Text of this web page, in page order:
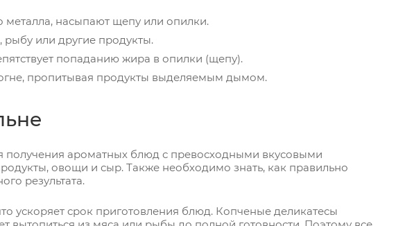
металла, насыпают щепу или опилки.
или другие продукты.
попаданию жира в опилки (щепу).
пропитывая продукты выделяемым дымом.
ароматных блюд с превосходными вкусовыми
овощи и сыр. Также необходимо знать, как правильно
результата.
ускоряет срок приготовления блюд. Копченые деликатесы